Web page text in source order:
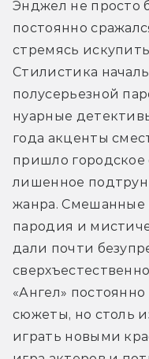
Энджел не просто
постоянно
стремясь
Стилистика
полусерьезной
нуарные
года акценты
пришло городское
лишенное
жанра. Смешанные
пародия и
дали почти
«Ангел»
сюжеты, но столь
играть новыми